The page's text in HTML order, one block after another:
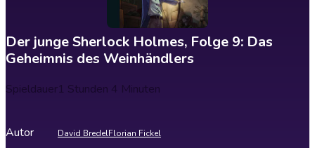
Der junge Sherlock Holmes, Folge 9: Das
Geheimnis des Weinhändlers
Spieldauer1 Stunden 4 Minuten
Autor David BredelFlorian Fickel